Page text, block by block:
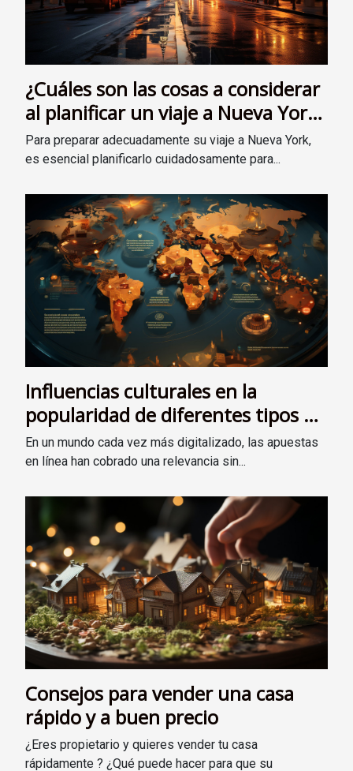
¿Cuáles son las cosas a considerar
al planificar un viaje a Nueva York
?
Para preparar adecuadamente su viaje a Nueva York,
es esencial planificarlo cuidadosamente para...
Influencias culturales en la
popularidad de diferentes tipos de
apuestas en línea
En un mundo cada vez más digitalizado, las apuestas
en línea han cobrado una relevancia sin...
Consejos para vender una casa
rápido y a buen precio
¿Eres propietario y quieres vender tu casa
rápidamente ? ¿Qué puede hacer para que su